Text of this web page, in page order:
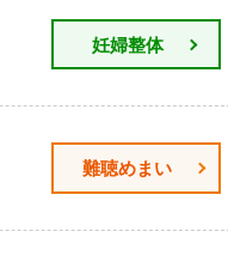
妊婦整体
難聴めまい